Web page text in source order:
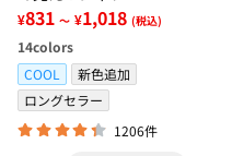
¥831 ～ ¥1,018 (税込)
14colors
COOL
新色追加
ロングセラー
1206件